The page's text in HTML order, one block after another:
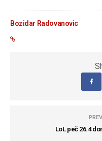
Bozidar Radovanovic
LoL peč 26.4